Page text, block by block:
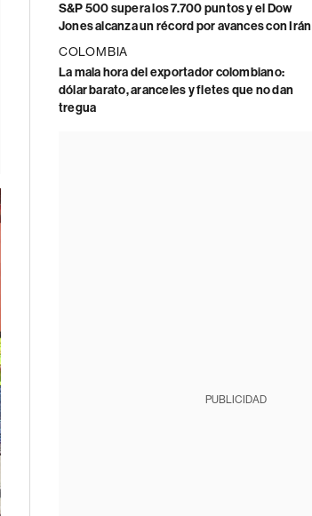
S&P 500 supera los 7.700 puntos y el Dow
Jones alcanza un récord por avances con Irán
COLOMBIA
La mala hora del exportador colombiano:
dólar barato, aranceles y fletes que no dan
tregua
PUBLICIDAD